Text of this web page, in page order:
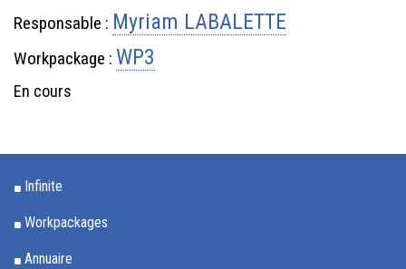
Responsable : Myriam LABALETTE
Workpackage : WP3
En cours
Infinite
Workpackages
Annuaire